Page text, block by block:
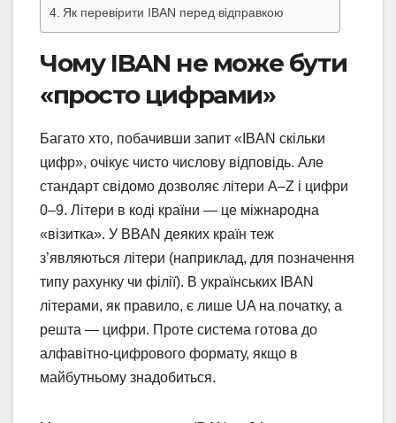
Як перевірити IBAN перед відправкою
Чому IBAN не може бути
«просто цифрами»
Багато хто, побачивши запит «IBAN скільки
цифр», очікує чисто числову відповідь. Але
стандарт свідомо дозволяє літери A–Z і цифри
0–9. Літери в коді країни — це міжнародна
«візитка». У BBAN деяких країн теж
з’являються літери (наприклад, для позначення
типу рахунку чи філії). В українських IBAN
літерами, як правило, є лише UA на початку, а
решта — цифри. Проте система готова до
алфавітно-цифрового формату, якщо в
майбутньому знадобиться.